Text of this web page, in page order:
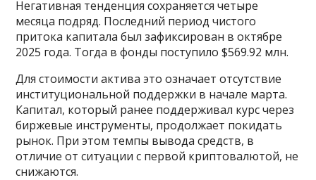
Негативная тенденция сохраняется четыре
месяца подряд. Последний период чистого
притока капитала был зафиксирован в октябре
2025 года. Тогда в фонды поступило $569.92 млн.
Для стоимости актива это означает отсутствие
институциональной поддержки в начале марта.
Капитал, который ранее поддерживал курс через
биржевые инструменты, продолжает покидать
рынок. При этом темпы вывода средств, в
отличие от ситуации с первой криптовалютой, не
снижаются.